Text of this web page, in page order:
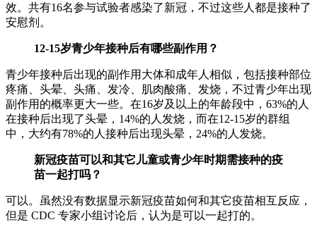
效。共有16名参与试验者感染了新冠，不过这些人都是接种了
安慰剂。
12-15岁青少年接种后有哪些副作用？
青少年接种后出现的副作用大体和成年人相似，包括接种部位
疼痛、头晕、头痛、发冷、肌肉酸痛、发烧，不过青少年出现
副作用的概率更大一些。在16岁及以上的年龄段中，63%的人
在接种后出现了头晕，14%的人发烧，而在12-15岁的群组
中，大约有78%的人接种后出现头晕，24%的人发烧。
新冠疫苗可以和其它儿童或青少年时期需接种的疫
苗一起打吗？
可以。虽然没有数据显示新冠疫苗如何和其它疫苗相互反应，
但是 CDC 专家小组讨论后，认为是可以一起打的。